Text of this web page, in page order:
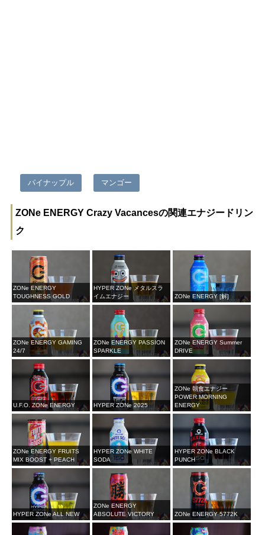
パイナップル マンゴー
ZONe ENERGY Crazy Vacancesの関連エナジードリン
ク
ZONe ENERGY
TOUGHNESS GOLD
HYPER ZONe メタルスラ
イムエナジー
ZONe ENERGY [解]
ZONe ENERGY GAMING
24/7
ZONe ENERGY PASSION
SPARKLE
ZONe ENERGY Summer
DRIVE
U.F.O. ZONe ENERGY HYPER ZONe 2025
ZONe 朝食エナジー
POWER MORNING
ENERGY
ZONe ENERGY FRUITS
MIX BOOST + PEACH
HYPER ZONe WHITE
SODA
HYPER ZONe BLACK
PUNCH
HYPER ZONe ALL NEW
ZONe ENERGY
ABSOLUTE VICTORY
ZONe ENERGY 5772K